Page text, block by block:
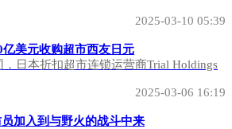
2025-03-10 05:39
亿美元收购超市西友日元
，日本折扣超市连锁运营商Trial Holdings
2025-03-06 16:19
加入到与野火的战斗中来